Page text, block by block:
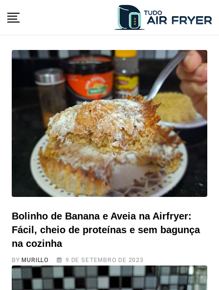
Bolinho de Banana e Aveia na Airfryer:
Fácil, cheio de proteínas e sem bagunça
na cozinha
BY MURILLO 9 DE SETEMBRO DE 2023
Bolinho de Banana e Aveia na Airfryer: Fácil, cheio de